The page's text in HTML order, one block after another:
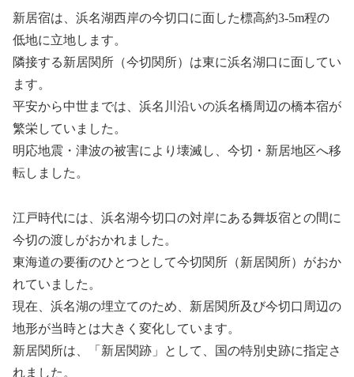
新居宿は、浜名湖西岸の今切口に面した標高約3-5m程の
低地に立地します。
隣接する新居関所（今切関所）は東に浜名湖口に面してい
ます。
平安から中世までは、浜名川沿いの浜名橋周辺の橋本宿が
繁栄していました。
明応地震・津波の被害により壊滅し、今切・新居地区へ移
転しました。
江戸時代には、浜名湖今切口の対岸にある舞坂宿との間に
今切の渡しがおかれました。
東海道の要衝のひとつとして今切関所（新居関所）がおか
れていました。
現在、浜名湖の埋立てのため、新居関所及び今切口周辺の
地形が当時とは大きく変化しています。
新居関所は、「新居関跡」として、国の特別史跡に指定さ
れました。